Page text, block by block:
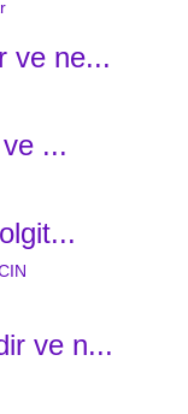
ve ne...
...
ve n...